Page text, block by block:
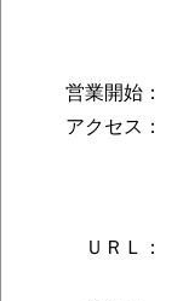
営業開始：
アクセス：
ＵＲＬ：